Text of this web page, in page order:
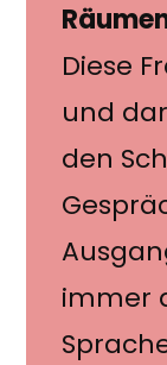
Diese
und
den
immer